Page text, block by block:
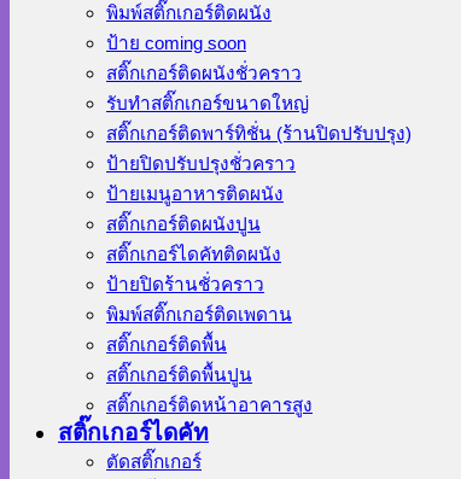
พิมพ์สติ๊กเกอร์ติดผนัง
ป้าย coming soon
สติ๊กเกอร์ติดผนังชั่วคราว
รับทำสติ๊กเกอร์ขนาดใหญ่
สติ๊กเกอร์ติดพาร์ทิชั่น (ร้านปิดปรับปรุง)
ป้ายปิดปรับปรุงชั่วคราว
ป้ายเมนูอาหารติดผนัง
สติ๊กเกอร์ติดผนังปูน
สติ๊กเกอร์ไดคัทติดผนัง
ป้ายปิดร้านชั่วคราว
พิมพ์สติ๊กเกอร์ติดเพดาน
สติ๊กเกอร์ติดพื้น
สติ๊กเกอร์ติดพื้นปูน
สติ๊กเกอร์ติดหน้าอาคารสูง
สติ๊กเกอร์ไดคัท
ตัดสติ๊กเกอร์